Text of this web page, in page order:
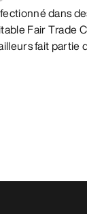
dans
Fair Trade
fait partie